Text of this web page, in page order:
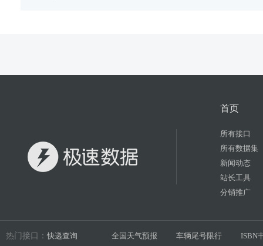
首页
所有接口
所有数据集
新闻动态
站长工具
分销推广
热门接口： 快递查询 全国天气预报 车辆尾号限行 ISBN